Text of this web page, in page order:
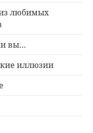
любимых
вы…
иллюзии